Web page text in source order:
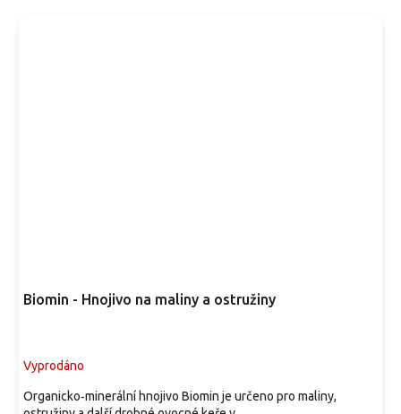
Biomin - Hnojivo na maliny a ostružiny
Vyprodáno
Organicko‑minerální hnojivo Biomin je určeno pro maliny,